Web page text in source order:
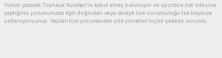
Yorum yazarak Topluluk Kuralları’nı kabul etmiş bulunuyor ve sporbox.net sitesine
yaptığınız yorumunuzla ilgili doğrudan veya dolaylı tüm sorumluluğu tek başınıza
üstleniyorsunuz. Yazılan tüm yorumlardan site yönetimi hiçbir şekilde sorumlu